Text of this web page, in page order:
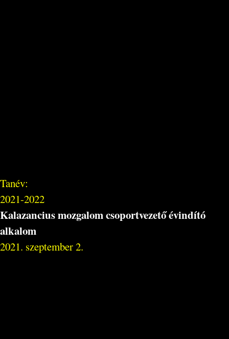
Tanév:
2021-2022
Kalazancius mozgalom csoportvezető évindító
alkalom
2021. szeptember 2.